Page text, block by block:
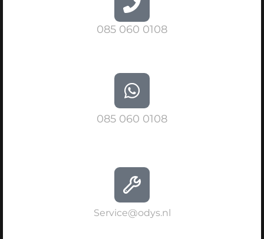
085 060 0108
085 060 0108
Service@odys.nl